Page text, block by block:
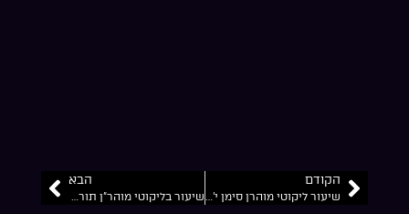
הקודם
שיעור ליקוטי מוהרן סימן י’ אות ד’ הרב פרישמן
הבא
שיעור בליקוטי מוהר”ן תורה י’ אות ד’ הש”ב הר שדה בית הרב פרישמן